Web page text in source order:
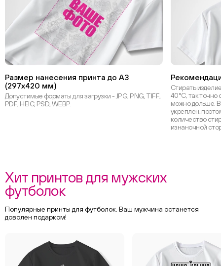
Размер нанесения принта до А3
(297х420 мм)
Допустимые форматы для загрузки - JPG, PNG, TIFF,
PDF, HEIC, PSD, WEBP.
Стирать
40°С, так точно
можно дольше.
укреплен,
количество
изнаночной
Хит принтов для мужских
футболок
Популярные принты для футболок. Ваш мужчина останется
доволен подарком!